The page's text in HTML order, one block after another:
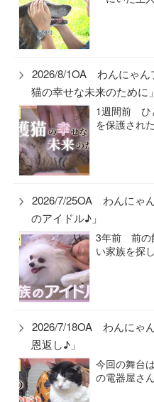
2026/8/1OA わんにゃん
猫の幸せな未来のために」
1週間前 ひ
を保護され
2026/7/25OA わんにゃ
のアイドル♪」
3年前 前の
い家族を探
2026/7/18OA わんにゃ
恩返し♪」
今回の舞台
の電器屋さ